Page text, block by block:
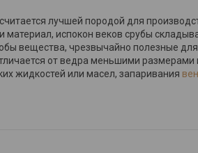
лучшей породой для
испокон веков срубы
вещества, чрезвычайно полезные
от ведра меньшими
жидкостей или масел, запаривания